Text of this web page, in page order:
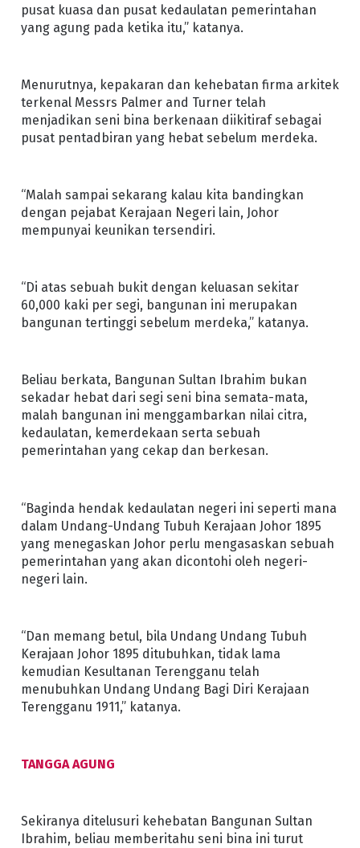
pusat kuasa dan pusat kedaulatan pemerintahan
yang agung pada ketika itu,” katanya.
Menurutnya, kepakaran dan kehebatan firma arkitek
terkenal Messrs Palmer and Turner telah
menjadikan seni bina berkenaan diikitiraf sebagai
pusat pentadbiran yang hebat sebelum merdeka.
“Malah sampai sekarang kalau kita bandingkan
dengan pejabat Kerajaan Negeri lain, Johor
mempunyai keunikan tersendiri.
“Di atas sebuah bukit dengan keluasan sekitar
60,000 kaki per segi, bangunan ini merupakan
bangunan tertinggi sebelum merdeka,” katanya.
Beliau berkata, Bangunan Sultan Ibrahim bukan
sekadar hebat dari segi seni bina semata-mata,
malah bangunan ini menggambarkan nilai citra,
kedaulatan, kemerdekaan serta sebuah
pemerintahan yang cekap dan berkesan.
“Baginda hendak kedaulatan negeri ini seperti mana
dalam Undang-Undang Tubuh Kerajaan Johor 1895
yang menegaskan Johor perlu mengasaskan sebuah
pemerintahan yang akan dicontohi oleh negeri-
negeri lain.
“Dan memang betul, bila Undang Undang Tubuh
Kerajaan Johor 1895 ditubuhkan, tidak lama
kemudian Kesultanan Terengganu telah
menubuhkan Undang Undang Bagi Diri Kerajaan
Terengganu 1911,” katanya.
TANGGA AGUNG
Sekiranya ditelusuri kehebatan Bangunan Sultan
Ibrahim, beliau memberitahu seni bina ini turut